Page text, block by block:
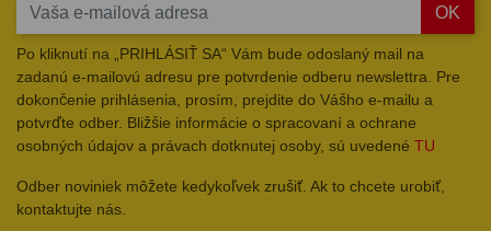
OK
Po kliknutí na „PRIHLÁSIŤ SA“ Vám bude odoslaný mail na
zadanú e-mailovú adresu pre potvrdenie odberu newslettra. Pre
dokončenie prihlásenia, prosím, prejdite do Vášho e-mailu a
potvrďte odber. Bližšie informácie o spracovaní a ochrane
osobných údajov a právach dotknutej osoby, sú uvedené TU
Odber noviniek môžete kedykoľvek zrušiť. Ak to chcete urobiť,
kontaktujte nás.